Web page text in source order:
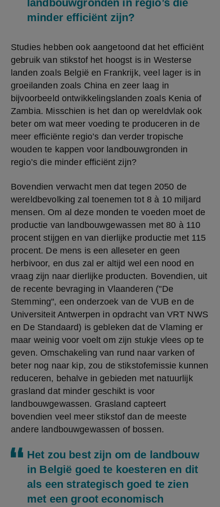
landbouwgronden in regio’s die
minder efficiënt zijn?
Studies hebben ook aangetoond dat het efficiënt
gebruik van stikstof het hoogst is in Westerse
landen zoals België en Frankrijk, veel lager is in
groeilanden zoals China en zeer laag in
bijvoorbeeld ontwikkelingslanden zoals Kenia of
Zambia. Misschien is het dan op wereldvlak ook
beter om wat meer voeding te produceren in de
meer efficiënte regio’s dan verder tropische
wouden te kappen voor landbouwgronden in
regio’s die minder efficiënt zijn?
Bovendien verwacht men dat tegen 2050 de
wereldbevolking zal toenemen tot 8 à 10 miljard
mensen. Om al deze monden te voeden moet de
productie van landbouwgewassen met 80 à 110
procent stijgen en van dierlijke productie met 115
procent. De mens is een alleseter en geen
herbivoor, en dus zal er altijd wel een nood en
vraag zijn naar dierlijke producten. Bovendien, uit
de recente bevraging in Vlaanderen ("De
Stemming", een onderzoek van de VUB en de
Universiteit Antwerpen in opdracht van VRT NWS
en De Standaard) is gebleken dat de Vlaming er
maar weinig voor voelt om zijn stukje vlees op te
geven. Omschakeling van rund naar varken of
beter nog naar kip, zou de stikstofemissie kunnen
reduceren, behalve in gebieden met natuurlijk
grasland dat minder geschikt is voor
landbouwgewassen. Grasland capteert
bovendien veel meer stikstof dan de meeste
andere landbouwgewassen of bossen.
Het zou best zijn om de landbouw
in België goed te koesteren en dit
als een strategisch goed te zien
met een groot economisch